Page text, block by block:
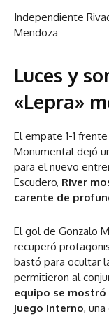
Independiente
Mendoza
Luces y
«Lepra»
El empate 1-1
Monumental dejó
para el nuevo
Escudero, River
carente de
El gol de Gonzalo
recuperó
bastó para ocultar
permitieron al
equipo se mostró
juego interno,